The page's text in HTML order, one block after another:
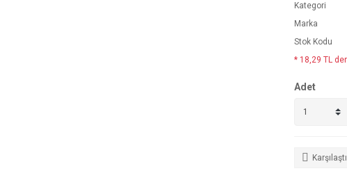
Kategori
Marka
Stok Kodu
* 18,29 TL
Adet